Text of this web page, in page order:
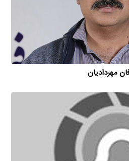
مهردادیان